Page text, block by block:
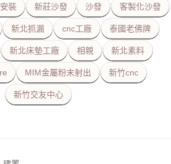
裝 新莊沙發 沙發 客製化沙發
新北抓漏 cnc工廠 泰國老佛牌
新北床墊工廠 相親 新北素料
MIM金屬粉末射出 新竹cnc
新竹交友中心